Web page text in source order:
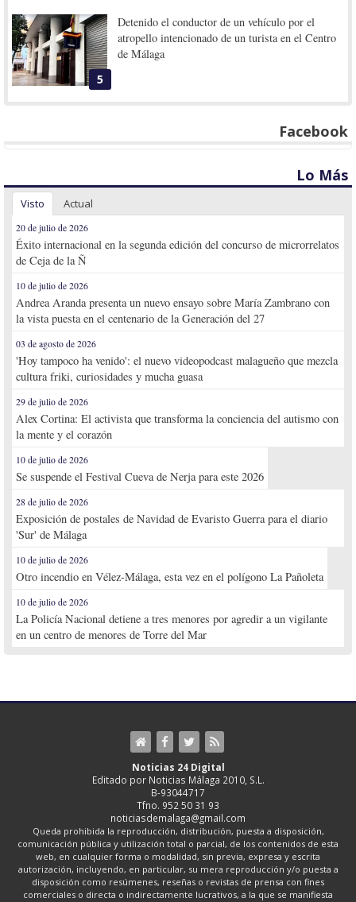
5
Detenido el conductor de un vehículo por el
atropello intencionado de un turista en el Centro
de Málaga
Facebook
Lo Más
Visto Actual
20 de julio de 2026
Éxito internacional en la segunda edición del concurso de microrrelatos
de Ceja de la Ñ
10 de julio de 2026
Andrea Aranda presenta un nuevo ensayo sobre María Zambrano con
la vista puesta en el centenario de la Generación del 27
03 de agosto de 2026
'Hoy tampoco ha venido': el nuevo videopodcast malagueño que mezcla
cultura friki, curiosidades y mucha guasa
29 de julio de 2026
Alex Cortina: El activista que transforma la conciencia del autismo con
la mente y el corazón
10 de julio de 2026
Se suspende el Festival Cueva de Nerja para este 2026
28 de julio de 2026
Exposición de postales de Navidad de Evaristo Guerra para el diario
'Sur' de Málaga
10 de julio de 2026
Otro incendio en Vélez-Málaga, esta vez en el polígono La Pañoleta
10 de julio de 2026
La Policía Nacional detiene a tres menores por agredir a un vigilante
en un centro de menores de Torre del Mar
Noticias 24 Digital
Editado por Noticias Málaga 2010, S.L.
B-93044717
Tfno. 952 50 31 93
noticiasdemalaga@gmail.com
Queda prohibida la reproducción, distribución, puesta a disposición,
comunicación pública y utilización total o parcial, de los contenidos de esta
web, en cualquier forma o modalidad, sin previa, expresa y escrita
autorización, incluyendo, en particular, su mera reproducción y/o puesta a
disposición como resúmenes, reseñas o revistas de prensa con fines
comerciales o directa o indirectamente lucrativos, a la que se manifiesta